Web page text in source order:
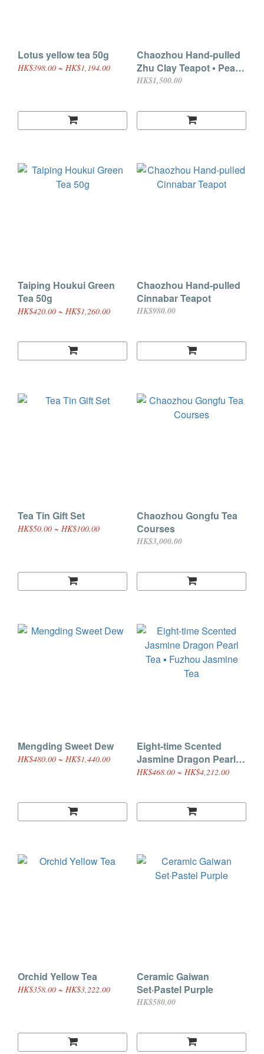
Lotus yellow tea 50g
HK$398.00 ~ HK$1,194.00
Chaozhou Hand-pulled
Zhu Clay Teapot ▪ Pear
Shape 90ml
HK$1,500.00
Taiping Houkui Green
Tea 50g
HK$420.00 ~ HK$1,260.00
Chaozhou Hand-pulled
Cinnabar Teapot
HK$980.00
Tea Tin Gift Set
HK$50.00 ~ HK$100.00
Chaozhou Gongfu Tea
Courses
HK$3,000.00
Mengding Sweet Dew
HK$480.00 ~ HK$1,440.00
Eight-time Scented
Jasmine Dragon Pearl
Tea ▪ Fuzhou Jasmine
HK$468.00 ~ HK$4,212.00
Orchid Yellow Tea
HK$358.00 ~ HK$3,222.00
Ceramic Gaiwan
Set·Pastel Purple
HK$580.00